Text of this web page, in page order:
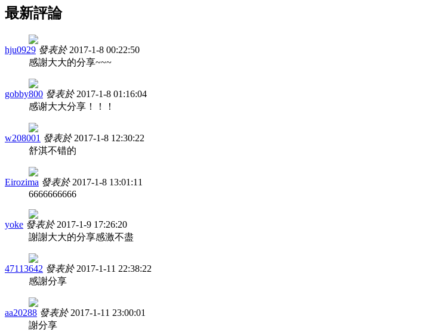
最新評論
hju0929 發表於 2017-1-8 00:22:50
感謝大大的分享~~~
gobby800 發表於 2017-1-8 01:16:04
感谢大大分享！！！
w208001 發表於 2017-1-8 12:30:22
舒淇不错的
Eirozima 發表於 2017-1-8 13:01:11
6666666666
yoke 發表於 2017-1-9 17:26:20
謝謝大大的分享感激不盡
47113642 發表於 2017-1-11 22:38:22
感謝分享
aa20288 發表於 2017-1-11 23:00:01
謝分享